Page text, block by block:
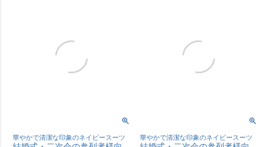
華やかで清潔な印象のネイビースーツ 華やかで清潔な印象のネイビースーツ